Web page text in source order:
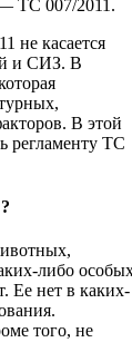
— ТС 007/2011.
не касается
и СИЗ. В
В этой
регламенту ТС
либо
Ее нет в каких-
того, не